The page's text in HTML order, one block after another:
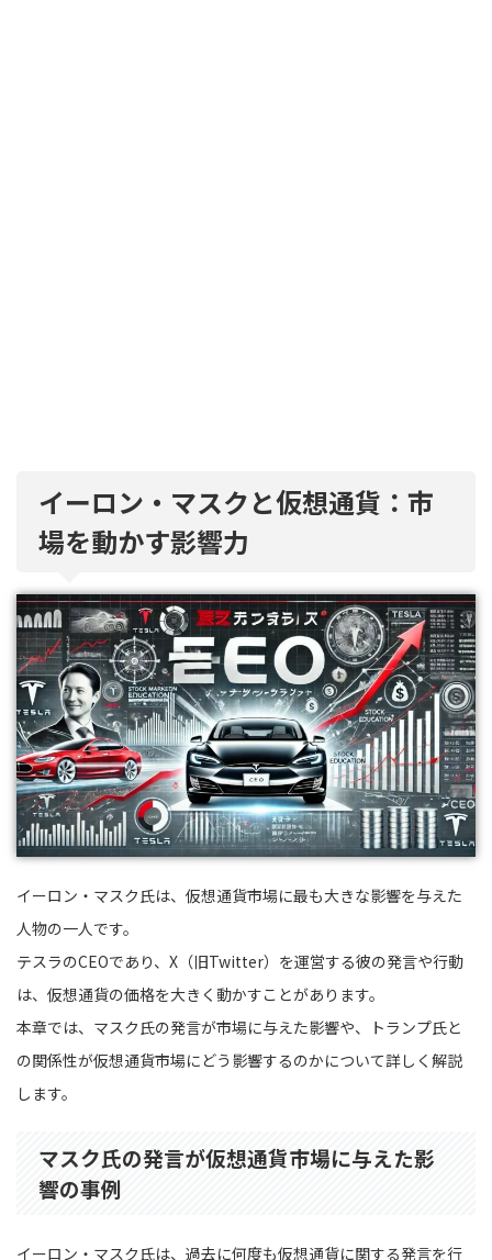
イーロン・マスクと仮想通貨：市
場を動かす影響力
イーロン・マスク氏は、仮想通貨市場に最も大きな影響を与えた
人物の一人です。
テスラのCEOであり、X（旧Twitter）を運営する彼の発言や行動
は、仮想通貨の価格を大きく動かすことがあります。
本章では、マスク氏の発言が市場に与えた影響や、トランプ氏と
の関係性が仮想通貨市場にどう影響するのかについて詳しく解説
します。
マスク氏の発言が仮想通貨市場に与えた影
響の事例
イーロン・マスク氏は、過去に何度も仮想通貨に関する発言を行